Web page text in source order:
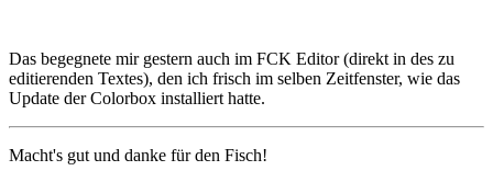
Das begegnete mir gestern auch im FCK Editor (direkt in des zu
editierenden Textes), den ich frisch im selben Zeitfenster, wie das
Update der Colorbox installiert hatte.
Macht's gut und danke für den Fisch!